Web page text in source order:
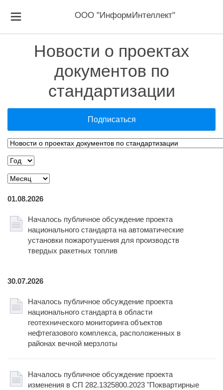
ООО "ИнформИнтеллект"
Новости о проектах
документов по
стандартизации
Подписаться
01.08.2026
Началось публичное обсуждение проекта
национального стандарта на автоматические
установки пожаротушения для производств
твердых ракетных топлив
30.07.2026
Началось публичное обсуждение проекта
национального стандарта в области
геотехнического мониторинга объектов
нефтегазового комплекса, расположенных в
районах вечной мерзлоты
Началось публичное обсуждение проекта
изменения в СП 282.1325800.2023 "Поквартирные